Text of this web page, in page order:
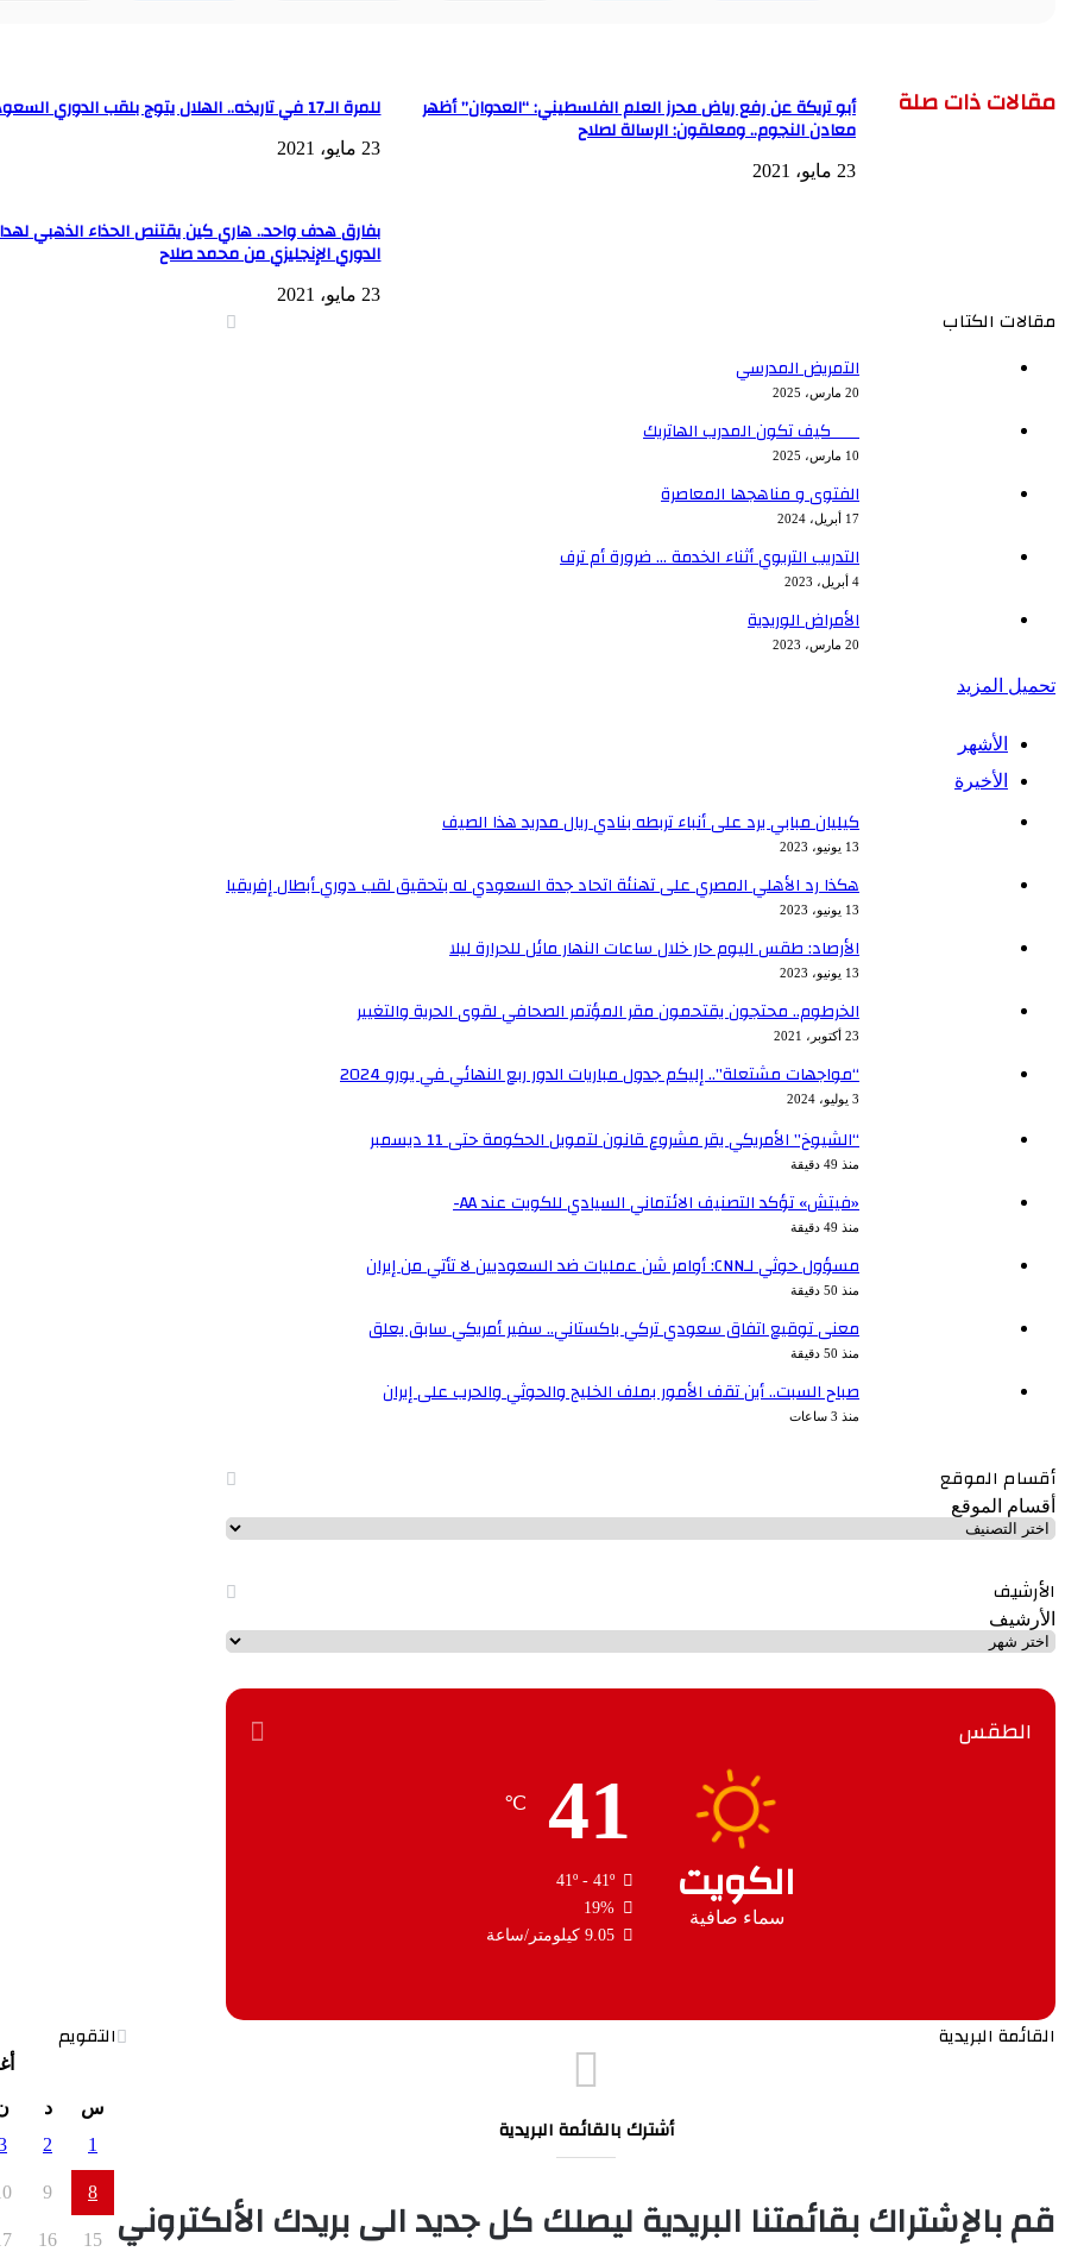
مقالات ذات صلة أبو تريكة عن رفع رياض محرز العلم الفلسطيني: “العدوان” أظهر
معادن النجوم.. ومعلقون: الرسالة لصلاح
23 مايو، 2021
للمرة الـ17 في تاريخه.. الهلال يتوج بلقب الدوري السعودي
23 مايو، 2021
بفارق هدف واحد.. هاري كين يقتنص الحذاء الذهبي
الدوري الإنجليزي من محمد صلاح
23 مايو، 2021
مقالات الكتاب
التمريض المدرسي
20 مارس، 2025
كيف تكون المدرب الهاتريك
10 مارس، 2025
الفتوى و مناهجها المعاصرة
17 أبريل، 2024
التدريب التربوي أثناء الخدمة … ضرورة أم ترف
4 أبريل، 2023
الأمراض الوريدية
20 مارس، 2023
تحميل المزيد
الأشهر
الأخيرة
كيليان مبابي يرد على أنباء تربطه بنادي ريال مدريد هذا الصيف
13 يونيو، 2023
هكذا رد الأهلي المصري على تهنئة اتحاد جدة السعودي له بتحقيق لقب دوري أبطال إفريقيا
13 يونيو، 2023
الأرصاد: طقس اليوم حار خلال ساعات النهار مائل للحرارة ليلا
13 يونيو، 2023
الخرطوم.. محتجون يقتحمون مقر المؤتمر الصحافي لقوى الحرية والتغيير
23 أكتوبر، 2021
“مواجهات مشتعلة”.. إليكم جدول مباريات الدور ربع النهائي في يورو 2024
3 يوليو، 2024
“الشيوخ” الأمريكي يقر مشروع قانون لتمويل الحكومة حتى 11 ديسمبر
منذ 49 دقيقة
«فيتش» تؤكد التصنيف الائتماني السيادي للكويت عند AA-
منذ 49 دقيقة
مسؤول حوثي لـCNN: أوامر شن عمليات ضد السعوديين لا تأتي من إيران
منذ 50 دقيقة
معنى توقيع اتفاق سعودي تركي باكستاني.. سفير أمريكي سابق يعلق
منذ 50 دقيقة
صباح السبت.. أين تقف الأمور بملف الخليج والحوثي والحرب على إيران
منذ 3 ساعات
أقسام الموقع
أقسام الموقع
الأرشيف
الأرشيف
الطقس
الكويت
سماء صافية
41
℃
19%
9.05 كيلومتر/ساعة
القائمة البريدية
أشترك بالقائمة البريدية
قم بالإشتراك بقائمتنا البريدية ليصلك كل جديد الى بريدك الألكتروني
التقويم
س د
1
2
8
9
15
16